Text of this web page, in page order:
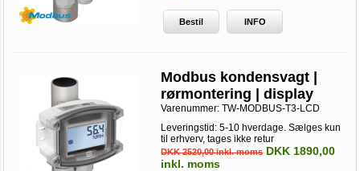
Bestil INFO
Modbus kondensvagt |
rørmontering | display
Varenummer:TW-MODBUS-T3-LCD
Leveringstid: 5-10 hverdage. Sælges kun
til erhverv, tages ikke retur
DKK 2520,00 inkl. moms DKK 1890,00
inkl. moms